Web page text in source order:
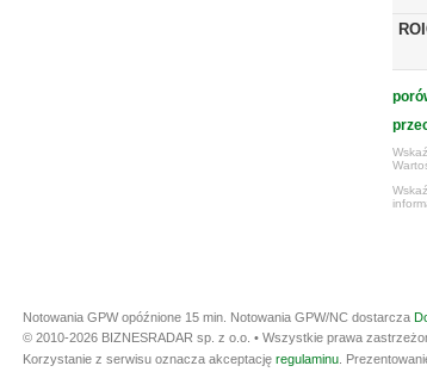
Notowania GPW opóźnione 15 min. Notowania GPW/NC dostarcza
© 2010-2026 BIZNESRADAR sp. z o.o. • Wszystkie prawa
Korzystanie z serwisu oznacza akceptację regulaminu .